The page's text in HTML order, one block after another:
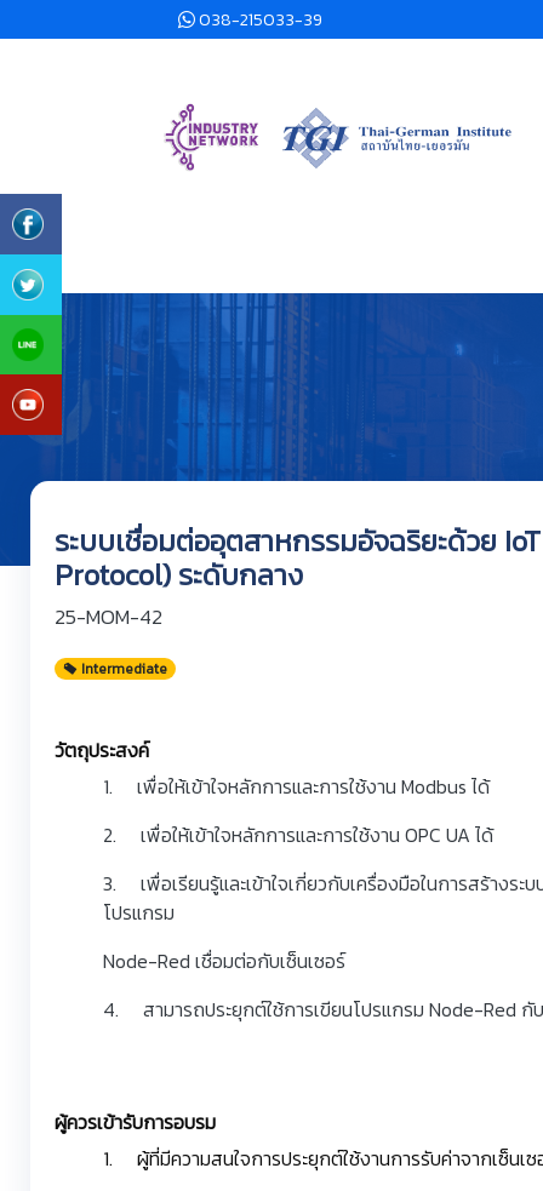
038-215033-39
ระบบเชื่อมต่ออุตสาหกรรมอัจฉริยะด้วย
Protocol) ระดับกลาง
25-MOM-42
Intermediate
วัตถุประสงค์
1. เพื่อให้เข้าใจหลักการและการใช้งาน Modbus ได้
2. เพื่อให้เข้าใจหลักการและการใช้งาน OPC UA ได้
3. เพื่อเรียนรู้และเข้าใจเกี่ยวกับเครื่องมือในการสร้างร
โปรแกรม
Node-Red เชื่อมต่อกับเซ็นเซอร์
4. สามารถประยุกต์ใช้การเขียนโปรแกรม Node-Red กับ
ผู้ควรเข้ารับการอบรม
1. ผู้ที่มีความสนใจการประยุกต์ใช้งานการรับค่าจากเซ็นเซ